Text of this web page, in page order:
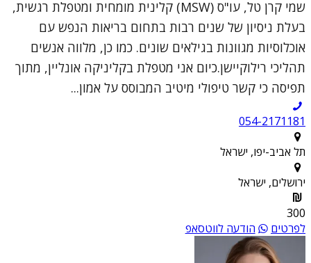
שמי קרן טל, עו"ס (MSW) קלינית מומחית ומטפלת רגשית,
בעלת ניסיון של שנים רבות בתחום בריאות הנפש עם
אוכלוסיות מגוונות בגילאים שונים. כמו כן, מלווה אנשים
תהליכי רילוקיישן.כיום אני מטפלת בקליניקה אונליין, מתוך
תפיסה כי קשר טיפולי מיטיב המבוסס על אמון...
054-2171181
תל אביב-יפו, ישראל
ירושלים, ישראל
300
לפרטים
הודעה לווטסאפ